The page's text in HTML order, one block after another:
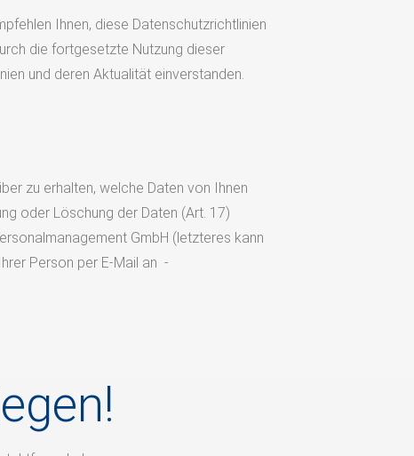
Ihnen, diese Datenschutzrichtlinien
die fortgesetzte Nutzung dieser
und deren Aktualität einverstanden.
zu erhalten, welche Daten von Ihnen
oder Löschung der Daten (Art. 17)
GmbH (letzteres kann
Person per E-Mail an -